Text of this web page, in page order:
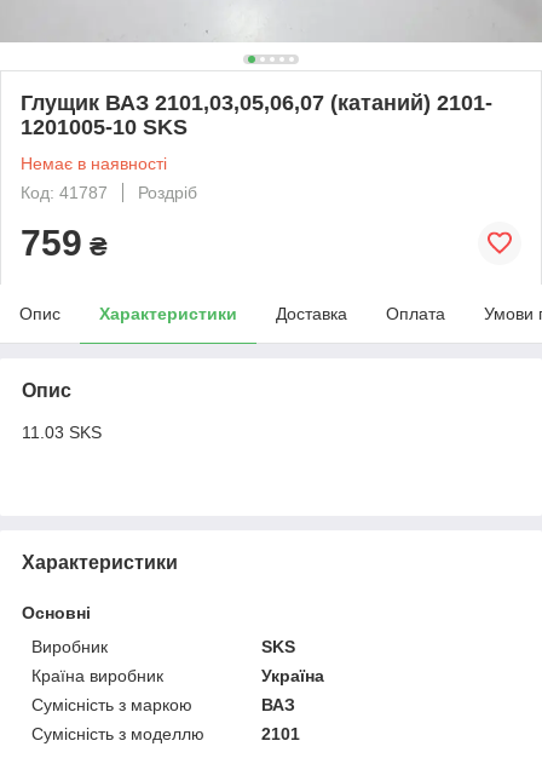
Глущик ВАЗ 2101,03,05,06,07 (катаний) 2101-
1201005-10 SKS
Немає в наявності
Код: 41787
Роздріб
759 ₴
Опис Характеристики Доставка Оплата Умови
Опис
11.03 SKS
Характеристики
Основні
Виробник
SKS
Країна виробник
Україна
Сумісність з маркою
ВАЗ
Сумісність з моделлю
2101